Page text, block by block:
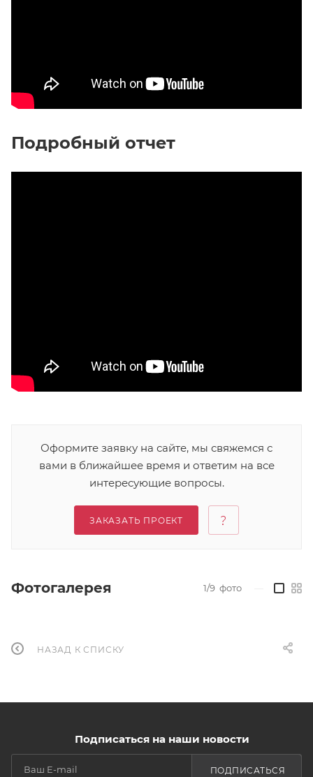
Подробный отчет
Оформите заявку на сайте, мы свяжемся с
вами в ближайшее время и ответим на все
интересующие вопросы.
ЗАКАЗАТЬ ПРОЕКТ
Фотогалерея 1/9 фото
НАЗАД К СПИСКУ
Подписаться на наши новости
ПОДПИСАТЬСЯ